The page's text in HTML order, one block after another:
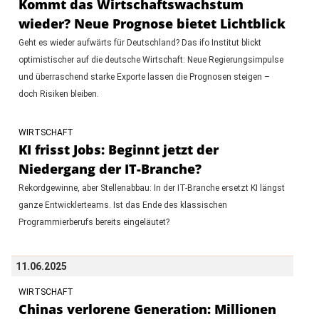
Kommt das Wirtschaftswachstum
wieder? Neue Prognose bietet Lichtblick
Geht es wieder aufwärts für Deutschland? Das ifo Institut blickt
optimistischer auf die deutsche Wirtschaft: Neue Regierungsimpulse
und überraschend starke Exporte lassen die Prognosen steigen –
doch Risiken bleiben.
WIRTSCHAFT
KI frisst Jobs: Beginnt jetzt der
Niedergang der IT-Branche?
Rekordgewinne, aber Stellenabbau: In der IT-Branche ersetzt KI längst
ganze Entwicklerteams. Ist das Ende des klassischen
Programmierberufs bereits eingeläutet?
11.06.2025
WIRTSCHAFT
Chinas verlorene Generation: Millionen